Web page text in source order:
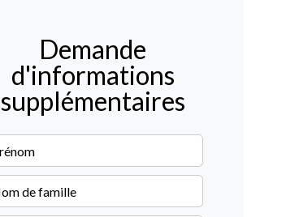
Demande
d'informations
supplémentaires